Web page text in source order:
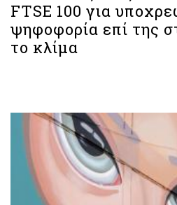
FTSE 100 για
ψηφοφορία επί της
το κλίμα